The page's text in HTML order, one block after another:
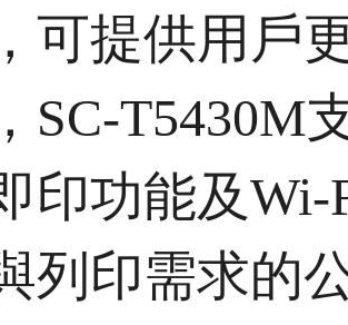
可提供用戶
SC-T5430M
印功能及
列印需求的